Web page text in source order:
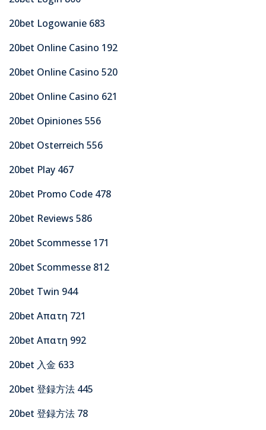
20bet Logowanie 683
20bet Online Casino 192
20bet Online Casino 520
20bet Online Casino 621
20bet Opiniones 556
20bet Osterreich 556
20bet Play 467
20bet Promo Code 478
20bet Reviews 586
20bet Scommesse 171
20bet Scommesse 812
20bet Twin 944
20bet Απατη 721
20bet Απατη 992
20bet 入金 633
20bet 登録方法 445
20bet 登録方法 78